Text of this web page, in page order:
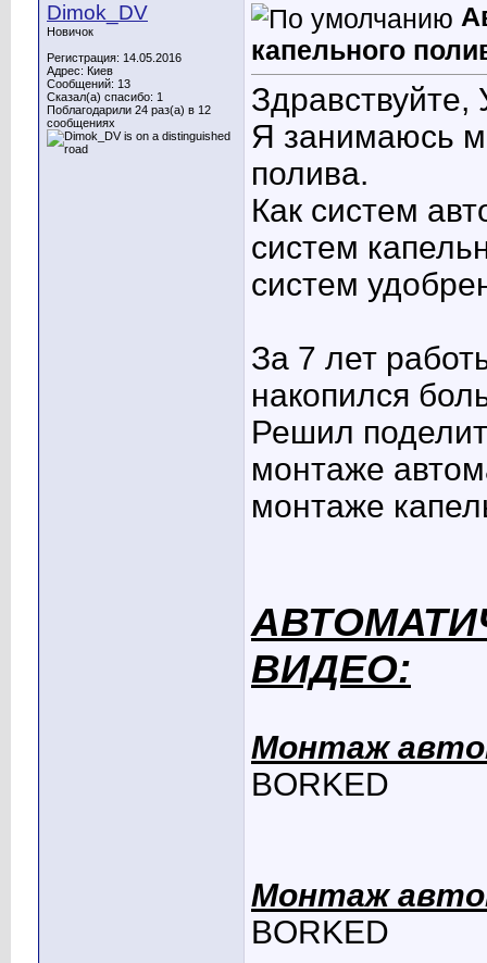
Dimok_DV
Новичок
Регистрация: 14.05.2016
Адрес: Киев
Сообщений: 13
Сказал(а) спасибо: 1
Поблагодарили 24 раз(а) в 12
сообщениях
капельного
Я занимаюсь
полива.
Как систем
систем
систем
За 7 лет
накопился
Решил
монтаже
монтаже
ВИДЕО:
Монтаж
BORKED
Монтаж
BORKED